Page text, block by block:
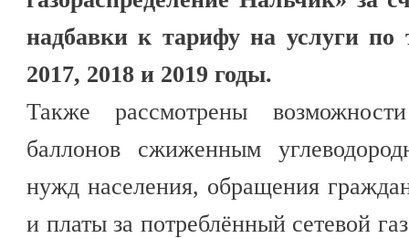
надбавки к тарифу на услуги по
2017, 2018 и 2019 годы.
Также рассмотрены
баллонов сжиженным
нужд населения, обращения
и платы за потреблённый сетевой